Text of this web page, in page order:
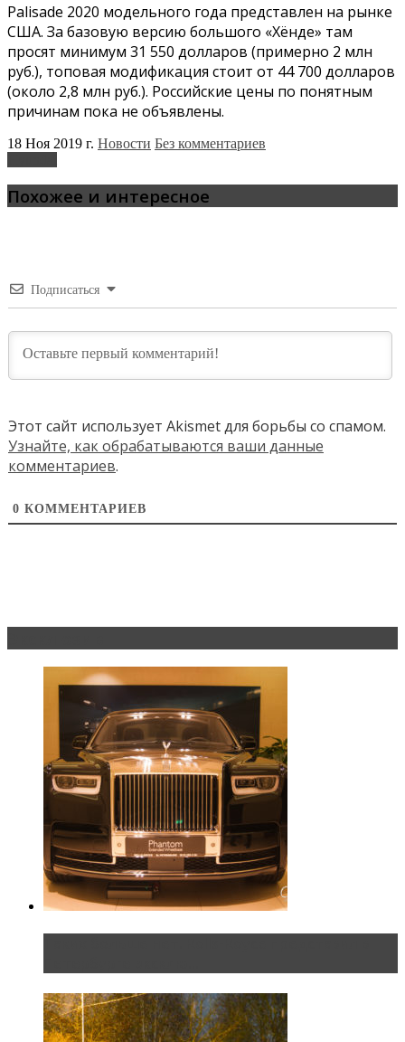
Palisade 2020 модельного года представлен на рынке
США. За базовую версию большого «Хёнде» там
просят минимум 31 550 долларов (примерно 2 млн
руб.), топовая модификация стоит от 44 700 долларов
(около 2,8 млн руб.). Российские цены по понятным
причинам пока не объявлены.
18 Ноя 2019 г. Новости Без комментариев
Похожее и интересное
Подписаться
Этот сайт использует Akismet для борьбы со спамом.
Узнайте, как обрабатываются ваши данные
комментариев.
0 КОММЕНТАРИЕВ